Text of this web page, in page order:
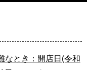
なとき：開店日(令和